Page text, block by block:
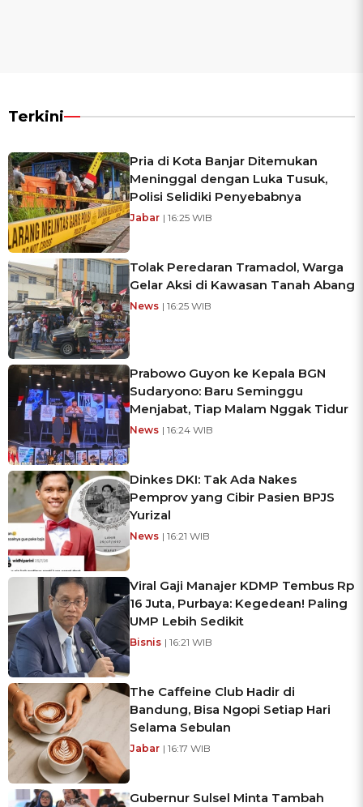
Terkini
Pria di Kota Banjar Ditemukan
Meninggal dengan Luka Tusuk,
Polisi Selidiki Penyebabnya
Jabar | 16:25 WIB
Tolak Peredaran Tramadol, Warga
Gelar Aksi di Kawasan Tanah Abang
News | 16:25 WIB
Prabowo Guyon ke Kepala BGN
Sudaryono: Baru Seminggu
Menjabat, Tiap Malam Nggak Tidur
News | 16:24 WIB
Dinkes DKI: Tak Ada Nakes
Pemprov yang Cibir Pasien BPJS
Yurizal
News | 16:21 WIB
Viral Gaji Manajer KDMP Tembus Rp
16 Juta, Purbaya: Kegedean! Paling
UMP Lebih Sedikit
Bisnis | 16:21 WIB
The Caffeine Club Hadir di
Bandung, Bisa Ngopi Setiap Hari
Selama Sebulan
Jabar | 16:17 WIB
Gubernur Sulsel Minta Tambah